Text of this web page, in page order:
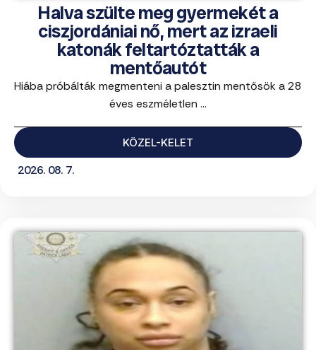
Halva szülte meg gyermekét a
ciszjordániai nő, mert az izraeli
katonák feltartóztatták a
mentőautót
Hiába próbálták megmenteni a palesztin mentősök a 28
éves eszméletlen ...
KÖZEL-KELET
2026. 08. 7.